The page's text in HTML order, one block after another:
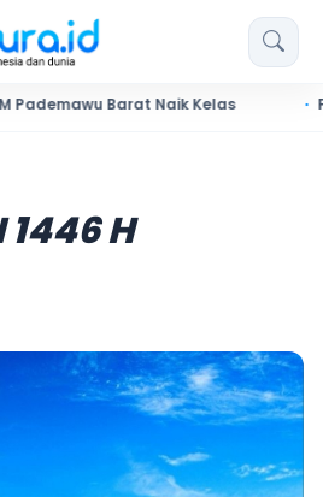
Barat Naik Kelas
H